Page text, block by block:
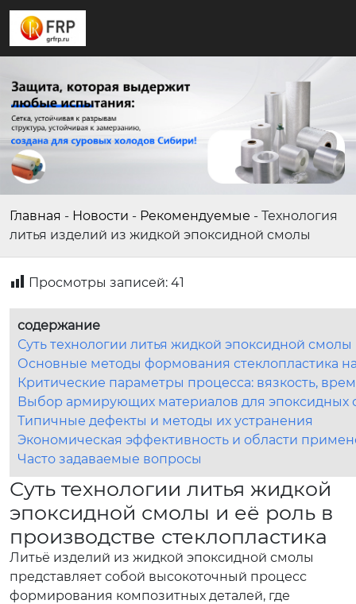
Главная - Новости - Рекомендуемые - Технология
литья изделий из жидкой эпоксидной смолы
Просмотры записей: 41
содержание
Суть технологии литья жидкой эпоксидной
Основные методы формования стеклопластика
Критические параметры процесса: вязкость,
Выбор армирующих материалов для эпоксидных
Типичные дефекты и методы их устранения
Экономическая эффективность и области
Часто задаваемые вопросы
Суть технологии литья жидкой
эпоксидной смолы и её роль в
производстве стеклопластика
Литьё изделий из жидкой эпоксидной смолы
представляет собой высокоточный процесс
формирования композитных деталей, где